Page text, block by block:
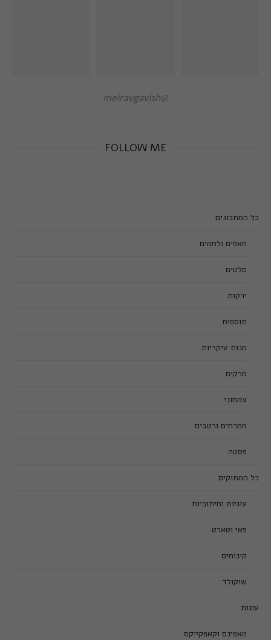
@meiravgavish
FOLLOW ME
כל המתכונים
מאפים ולחמים
סלטים
ירקות
תוספות
מנות עיקריות
מרקים
צמחוני
ממרחים ורטבים
פסטה
כל המתוקים
עוגיות וחיתוכיות
פאי וטארט
קינוחים
שוקולד
עוגות
מאפינס וקאפקייקס